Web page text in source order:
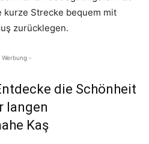
kurze Strecke bequem mit
zurücklegen.
Werbung -
die Schönheit
langen
Kaş